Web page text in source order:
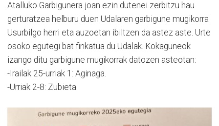
Atalluko Garbigunera joan ezin dutenei zerbitzu hau
gerturatzea helburu duen Udalaren garbigune mugikorra
Usurbilgo herri eta auzoetan ibiltzen da astez aste. Urte
osoko egutegi bat finkatua du Udalak. Kokaguneok
izango ditu garbigune mugikorrak datozen asteotan:
-Irailak 25-urriak 1: Aginaga.
-Urriak 2-8: Zubieta.